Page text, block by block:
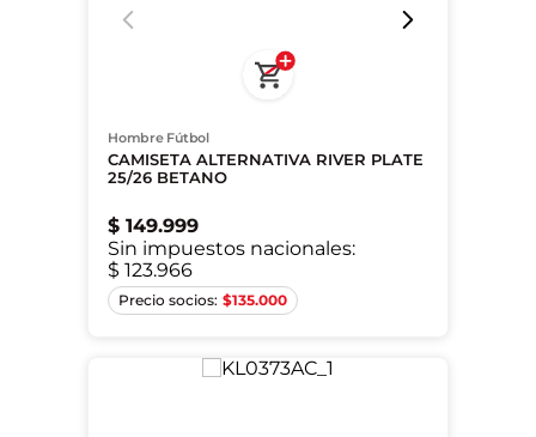
Hombre Fútbol
CAMISETA ALTERNATIVA RIVER PLATE
25/26 BETANO
$ 149.999
Sin impuestos nacionales:
$ 123.966
$135.000